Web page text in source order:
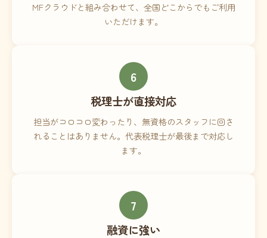
MFクラウドと組み合わせて、全国どこからでもご利用
いただけます。
6
税理士が直接対応
担当がコロコロ変わったり、無資格のスタッフに回さ
れることはありません。代表税理士が最後まで対応し
ます。
7
融資に強い